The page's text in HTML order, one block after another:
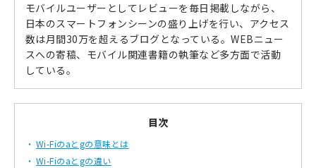
モバイルユーザーとしてレビューを毎日掲載しながら、
日本のスマートフォンシーンの盛り上げを行い、アクセス
数は月間30万を超えるブログとなっている。WEBニュー
スへの寄稿、モバイル関連書籍の執筆など多方面で活動
している。
目次
Wi-Fiのaとgの意味とは
Wi-Fiのaとgの違い